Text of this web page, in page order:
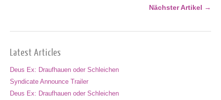
Nächster Artikel →
Latest Articles
Deus Ex: Draufhauen oder Schleichen
Syndicate Announce Trailer
Deus Ex: Draufhauen oder Schleichen